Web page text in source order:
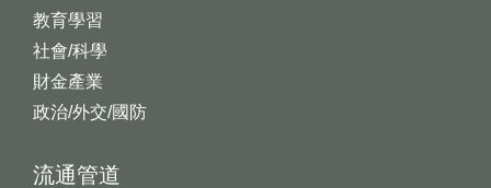
教育學習
社會/科學
財金產業
政治/外交/國防
流通管道